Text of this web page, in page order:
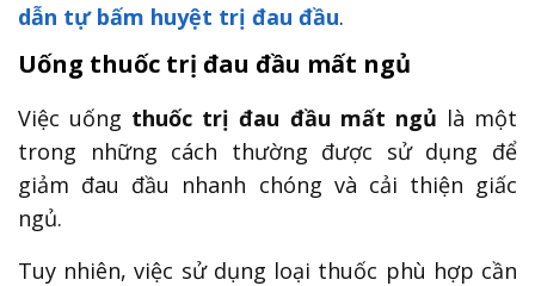
dẫn tự bấm huyệt trị đau đầu.
Uống thuốc trị đau đầu mất ngủ
Việc uống thuốc trị đau đầu mất ngủ là một
trong những cách thường được sử dụng để
giảm đau đầu nhanh chóng và cải thiện giấc
ngủ.
Tuy nhiên, việc sử dụng loại thuốc phù hợp cần